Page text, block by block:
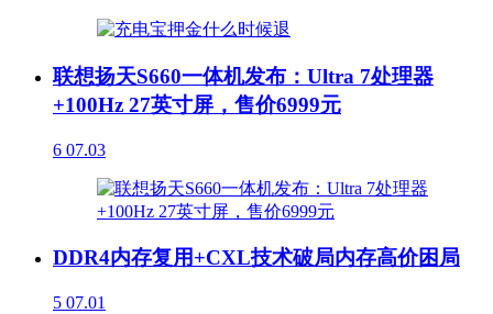
联想扬天S660一体机发布：Ultra 7处理器
+100Hz 27英寸屏，售价6999元
6 07.03
DDR4内存复用+CXL技术破局内存高价困局
5 07.01